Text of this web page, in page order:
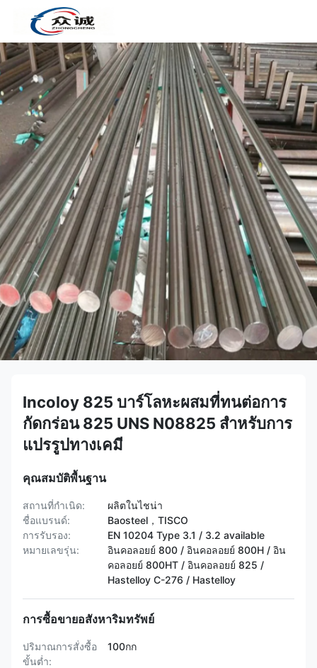
Incoloy 825 บาร์โลหะผสมที่ทนต่อการ
กัดกร่อน 825 UNS N08825 สำหรับการ
แปรรูปทางเคมี
คุณสมบัติพื้นฐาน
สถานที่กำเนิด:
ผลิตในไชน่า
ชื่อแบรนด์:
Baosteel，TISCO
การรับรอง:
EN 10204 Type 3.1 / 3.2 available
หมายเลขรุ่น:
อินคอลอยย์ 800 / อินคอลอยย์ 800H / อิน
คอลอยย์ 800HT / ​​อินคอลอยย์ 825 /
Hastelloy C-276 / Hastelloy
การซื้อขายอสังหาริมทรัพย์
ปริมาณการสั่งซื้อ
ขั้นต่ำ:
100กก